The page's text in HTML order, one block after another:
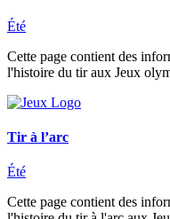
Été
Cette page contient des
l'histoire du tir aux Jeux
Tir à l’arc
Été
Cette page contient des